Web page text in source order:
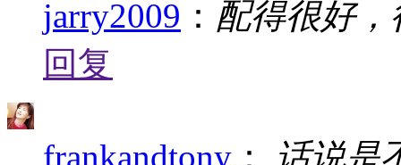
jarry2009 ： 配得很好，
回复
frankandtony ：
话说是